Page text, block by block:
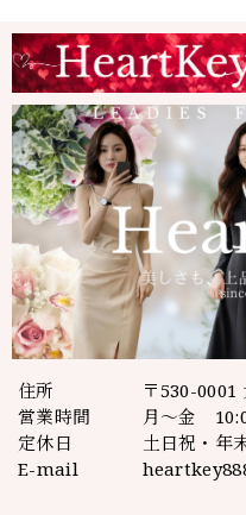
住所
〒530-0001
営業時間
月～金
定休日
土日祝・年
E-mail